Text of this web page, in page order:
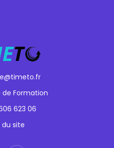
Formation
623 06
du site